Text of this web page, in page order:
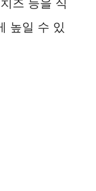
즈 등을 식
높일 수 있